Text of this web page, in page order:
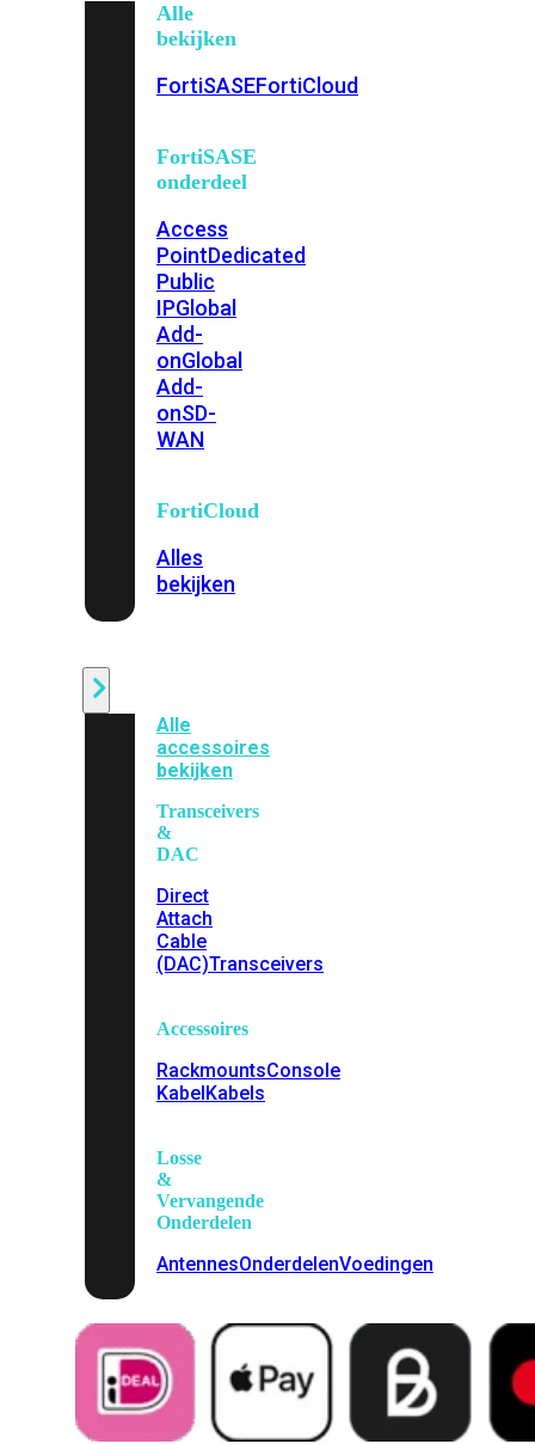
Alle
bekijken
FortiSASEFortiCloud
FortiSASE
onderdeel
Access
PointDedicated
Public
IPGlobal
Add-
onGlobal
Add-
onSD-
WAN
FortiCloud
Alles
bekijken
Alle
accessoires
bekijken
Transceivers
&
DAC
Direct
Attach
Cable
(DAC)Transceivers
Accessoires
RackmountsConsole
KabelKabels
Losse
&
Vervangende
Onderdelen
AntennesOnderdelenVoedingen